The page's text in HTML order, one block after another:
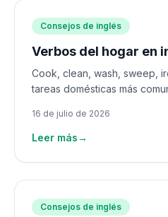
Consejos de inglés
Verbos del hogar en
Cook, clean, wash, sweep,
tareas domésticas más
16 de julio de 2026
Leer más→
Consejos de inglés